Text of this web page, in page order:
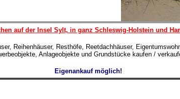
auf der Insel Sylt, in ganz Schleswig-Holstein und
Reihenhäuser, Resthöfe, Reetdachhäuser,
Anlageobjekte und Grundstücke kaufen /
Eigenankauf möglich!